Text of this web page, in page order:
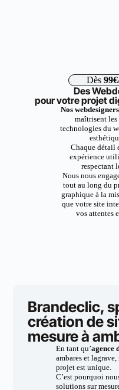
Dès 99€
Des
pour votre projet
Nos webdesigners
maîtrisent les
technologies du
Chaque détail
expérience
respectant
Nous nous
tout au long du
graphique à la
que votre site
vos attentes
Brandeclic,
création de
mesure à
En tant qu’agence
ambares et
projet est unique.
C’est pourquoi
solutions sur